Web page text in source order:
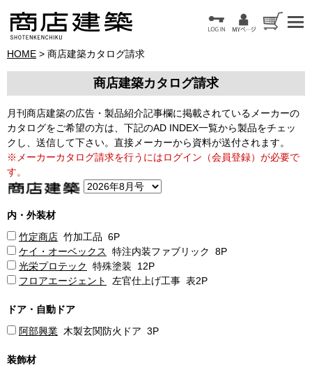
HOME > 商店建築カタログ請求
商店建築カタログ請求
月刊商店建築の広告・製品紹介記事欄に掲載されているメーカーの
カタログをご希望の方は、下記のAD INDEX一覧から製品をチェッ
クし、送信して下さい。直接メーカーから資料が送付されます。
※メーカーカタログ請求を行うにはログイン（会員登録）が必要で
す。
内・外装材
竹定商店 竹加工品 6P
ケイ・オーベックス
特注内装ファブリック 8P
光栄プロテック
特殊塗装 12P
フロアエージェント
左官仕上げ工事 表2P
ドア・自動ドア
阿部興業 木製玄関防火ドア 3P
装飾材